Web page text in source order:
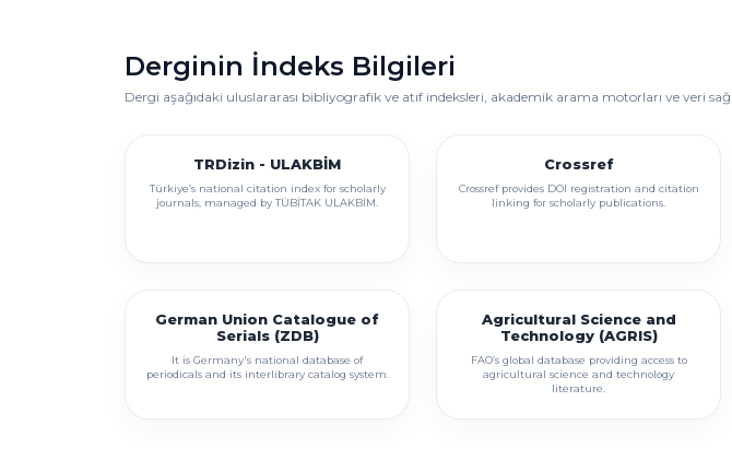
Derginin İndeks Bilgileri
Dergi aşağıdaki uluslararası bibliyografik ve atıf indeksleri, akademik arama motorları ve veri
TRDizin - ULAKBİM
Türkiye’s national citation index for scholarly
journals, managed by TÜBİTAK ULAKBİM.
Crossref
Crossref provides DOI registration and citation
linking for scholarly publications.
German Union Catalogue of
Serials (ZDB)
It is Germany's national database of
periodicals and its interlibrary catalog system.
Agricultural Science and
Technology (AGRIS)
FAO’s global database providing access to
agricultural science and technology
literature.